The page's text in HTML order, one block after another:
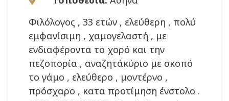
Φιλόλογος , 33 ετών , ελεύθερη , πολύ
εμφανίσιμη , χαμογελαστή , με
ενδιαφέροντα το χορό και την
πεζοπορία , αναζητάκύριο με σκοπό
το γάμο , ελεύθερο , μοντέρνο ,
πρόσχαρο , κατα προτίμηση ένστολο .